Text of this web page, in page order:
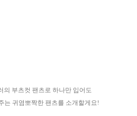
의 부츠컷 팬츠로 하나만 입어도
는 귀염뽀짝한 팬츠를 소개할게요!